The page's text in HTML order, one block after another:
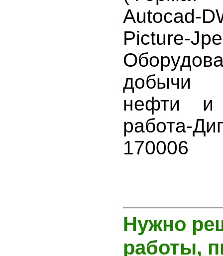
Autocad-
Picture-
добычи
нефти и
работа-
170006
Нужно
работы,